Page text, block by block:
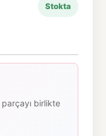
Stokta
birlikte